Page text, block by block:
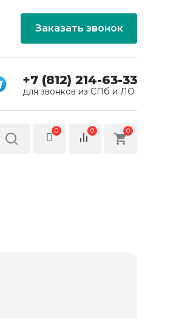
Заказать звонок
+7 (812) 214-63-33
для звонков из СПб и ЛО
0 0 0